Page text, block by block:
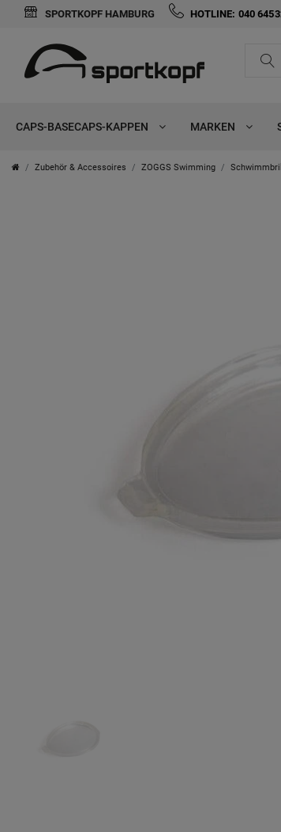
SPORTKOPF HAMBURG HOTLINE: 040
CAPS-BASECAPS-KAPPEN MARKEN
Zubehör & Accessoires ZOGGS Swimming